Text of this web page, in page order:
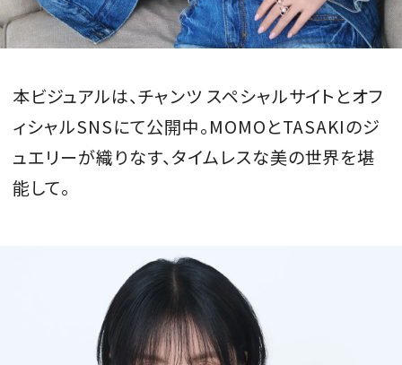
本ビジュアルは、チャンツ スペシャルサイトとオフ
ィシャルSNSにて公開中。MOMOとTASAKIのジ
ュエリーが織りなす、タイムレスな美の世界を堪
能して。